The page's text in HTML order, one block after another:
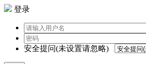
登录
安全提问(未设置请忽略)